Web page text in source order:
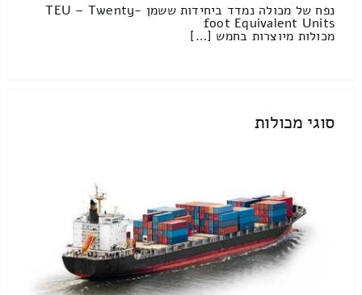
נפח של מכולה נמדד ביחידות ששמן TEU – Twenty-
foot Equivalent Units
מכולות מיוצרות בחמש […]
סוגי מכולות